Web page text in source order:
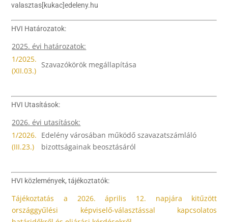
valasztas[kukac]edeleny.hu
HVI Határozatok:
2025. évi határozatok:
1/2025.
(XII.03.)
Szavazókörök megállapítása
HVI Utasítások:
2026. évi utasítások:
1/2026.
(III.23.)
Edelény városában működő szavazatszámláló
bizottságainak beosztásáról
HVI közlemények, tájékoztatók:
Tájékoztatás a 2026. április 12. napjára kitűzött
országgyűlési képviselő-választással kapcsolatos